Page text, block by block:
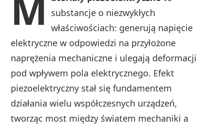
substancje o niezwykłych
właściwościach: generują napięcie
elektryczne w odpowiedzi na przyłożone
naprężenia mechaniczne i ulegają deformacji
pod wpływem pola elektrycznego. Efekt
piezoelektryczny stał się fundamentem
działania wielu współczesnych urządzeń,
tworząc most między światem mechaniki a